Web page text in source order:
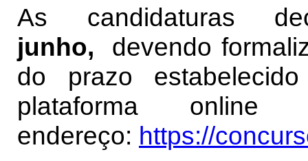
As candidaturas
junho,
devendo
do prazo
plataforma online
endereço: https://